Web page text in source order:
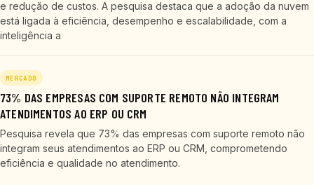
e redução de custos. A pesquisa destaca que a adoção da nuvem
está ligada à eficiência, desempenho e escalabilidade, com a
inteligência a
MERCADO
73% DAS EMPRESAS COM SUPORTE REMOTO NÃO INTEGRAM
ATENDIMENTOS AO ERP OU CRM
Pesquisa revela que 73% das empresas com suporte remoto não
integram seus atendimentos ao ERP ou CRM, comprometendo
eficiência e qualidade no atendimento.